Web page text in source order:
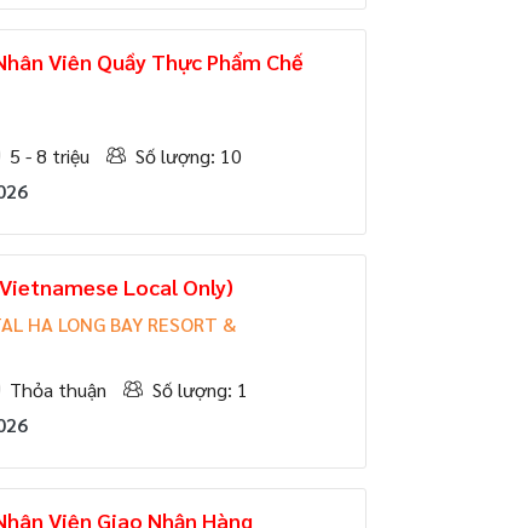
Viên Quầy Thực Phẩm Chế
5 - 8 triệu
Số lượng: 10
Local Only)
HA LONG BAY RESORT &
Thỏa thuận
Số lượng: 1
Viên Giao Nhận Hàng